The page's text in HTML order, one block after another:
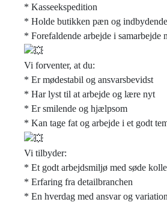
* Kasseekspedition
* Holde butikken pæn og indbydende
* Forefaldende arbejde i samarbejde
Vi forventer, at du:
* Er mødestabil og ansvarsbevidst
* Har lyst til at arbejde og lære nyt
* Er smilende og hjælpsom
* Kan tage fat og arbejde i et godt
Vi tilbyder:
* Et godt arbejdsmiljø med søde
* Erfaring fra detailbranchen
* En hverdag med ansvar og variation